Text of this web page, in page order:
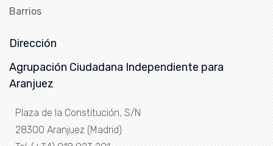
Barrios
Dirección
Agrupación Ciudadana Independiente para
Aranjuez
Plaza de la Constitución, S/N
28300 Aranjuez (Madrid)